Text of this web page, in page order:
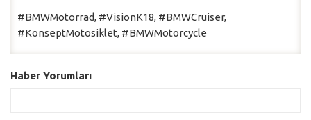
#BMWMotorrad, #VisionK18, #BMWCruiser,
#KonseptMotosiklet, #BMWMotorcycle
Haber Yorumları